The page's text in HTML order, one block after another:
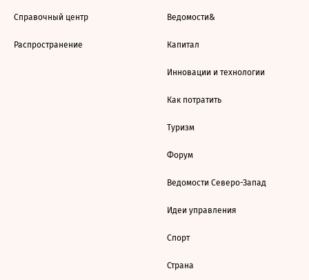
Справочный центр
Распространение
Ведомости&
Капитал
Инновации и технологии
Как потратить
Туризм
Форум
Ведомости Северо-Запад
Идеи управления
Спорт
Страна